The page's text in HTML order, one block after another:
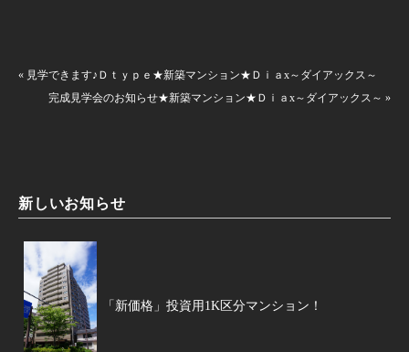
« 見学できます♪Ｄｔｙｐｅ★新築マンション★Ｄｉａx～ダイアックス～
完成見学会のお知らせ★新築マンション★Ｄｉａx～ダイアックス～ »
新しいお知らせ
「新価格」投資用1K区分マンション！